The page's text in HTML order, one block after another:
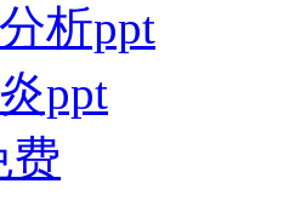
析ppt
ppt
费